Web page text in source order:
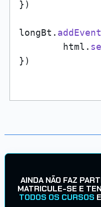
})
longBt.
        html.
AINDA NÃO FAZ
MATRICULE-SE E
TODOS OS CURSOS